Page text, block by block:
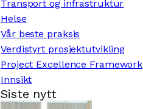
Transport og infrastruktur
Helse
Vår beste praksis
Verdistyrt prosjektutvikling
Project Excellence Framework
Innsikt
Siste nytt